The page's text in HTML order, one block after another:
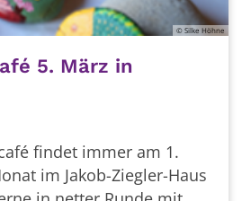
© Silke Höhne
5. März in
findet immer am 1.
im Jakob-Ziegler-Haus